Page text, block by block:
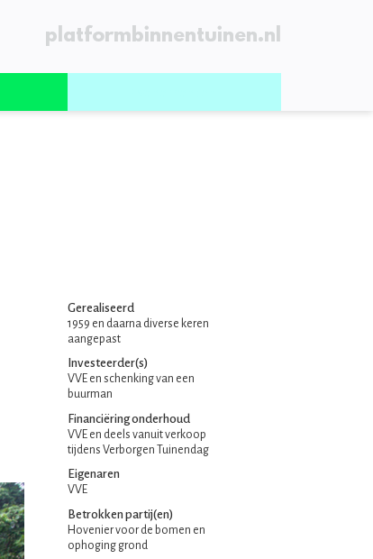
platformbinnentuinen.nl
Gerealiseerd
1959 en daarna diverse keren
aangepast
Investeerder(s)
VVE en schenking van een
buurman
Financiëring onderhoud
VVE en deels vanuit verkoop
tijdens Verborgen Tuinendag
Eigenaren
VVE
Betrokken partij(en)
Hovenier voor de bomen en
ophoging grond